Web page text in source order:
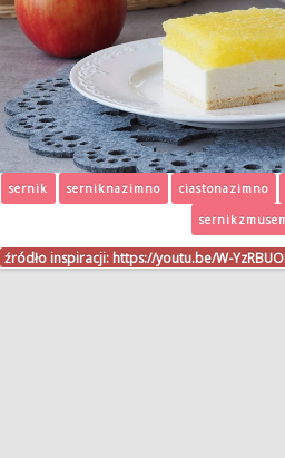
sernik serniknazimno ciastonazimno
źródło inspiracji: https://youtu.be/W-